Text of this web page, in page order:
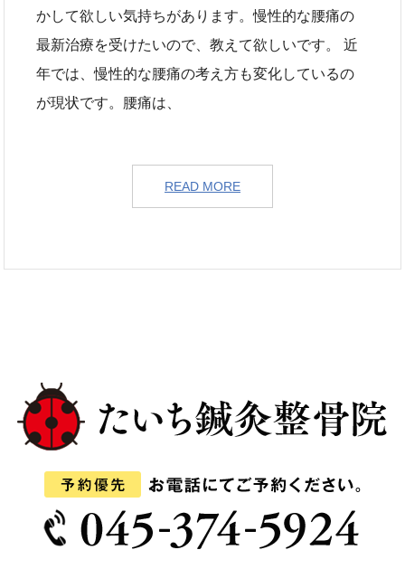
かして欲しい気持ちがあります。慢性的な腰痛の
最新治療を受けたいので、教えて欲しいです。 近
年では、慢性的な腰痛の考え方も変化しているの
が現状です。腰痛は、
READ MORE